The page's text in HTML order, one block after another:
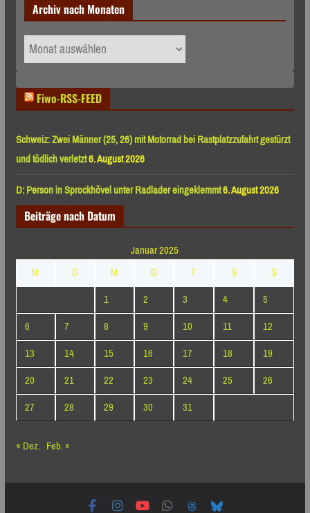
Archiv nach Monaten
Archiv
nach
Fiwo-RSS-FEED
Schweiz: Zwei Männer (25, 26) mit Motorrad bei Rastplatzzufahrt gestürzt
und tödlich verletzt6. August 2026
D: Person in Sprockhövel unter Radlader eingeklemmt6. August 2026
Beiträge nach Datum
Januar 2025
M
D M D F S
S
1
2 3 4
5
6
7 8 9 10 11
12
13
14 15 16 17 18
19
20
21 22 23 24 25
26
27
28 29 30
31
« Dez. Feb. »